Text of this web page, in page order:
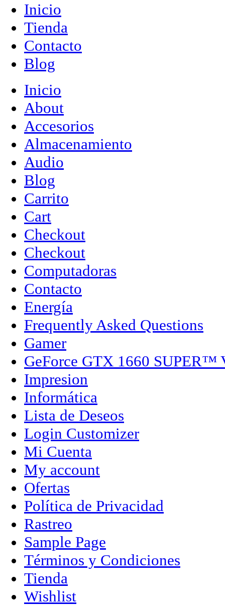
Inicio
Tienda
Contacto
Blog
Inicio
About
Accesorios
Almacenamiento
Audio
Blog
Carrito
Cart
Checkout
Checkout
Computadoras
Contacto
Energía
Frequently Asked Questions
Gamer
GeForce GTX 1660 SUPER™
Impresion
Informática
Lista de Deseos
Login Customizer
Mi Cuenta
My account
Ofertas
Política de Privacidad
Rastreo
Sample Page
Términos y Condiciones
Tienda
Wishlist